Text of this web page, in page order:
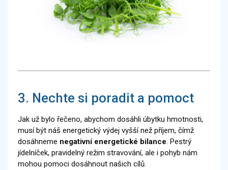
3. Nechte si poradit a pomoct
Jak už bylo řečeno, abychom dosáhli úbytku hmotnosti,
musí být náš energetický výdej vyšší než příjem, čímž
dosáhneme negativní energetické bilance. Pestrý
jídelníček, pravidelný režim stravování, ale i pohyb nám
mohou pomoci dosáhnout našich cílů.